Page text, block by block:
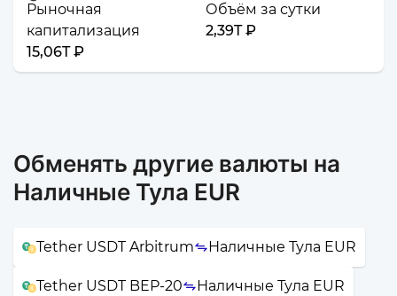
Рыночная
капитализация
15,06T ₽
Объём за сутки
2,39T ₽
Обменять другие валюты на
Наличные Тула EUR
Tether USDT Arbitrum Наличные Тула EUR
Tether USDT BEP-20 Наличные Тула EUR